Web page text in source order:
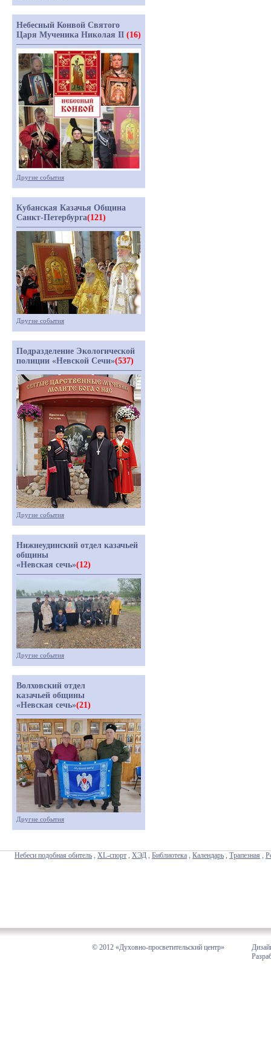
Небесный Конвой Святого
Царя Мученика Николая II (16)
Другие события
Кубанская Казачья Община
Санкт-Петербурга(121)
Другие события
Подразделение Экологической
полиции «Невской Сечи»(537)
Другие события
Нижнеудинский отдел казачьей
общины
«Невская сечь»(12)
Другие события
Волховский отдел
казачьей общины
«Невская сечь»(21)
Другие события
Небеси подобная обитель , XL-спорт , ХЭД , Библиотека , Календарь , Трапезная ,
© 2012 «Духовно-просветительский центр»